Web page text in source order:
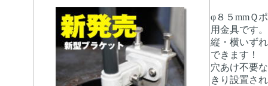
φ８５mmＱ
用金具です。
縦・横いず
できます！
穴あけ不要
きり設置さ